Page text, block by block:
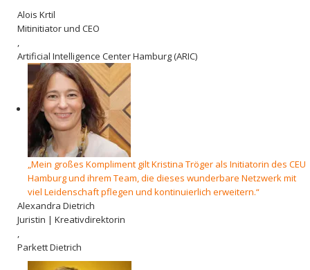
Alois Krtil
Mitinitiator und CEO
,
Artificial Intelligence Center Hamburg (ARIC)
„Mein großes Kompliment gilt Kristina Tröger als Initiatorin des CEU
Hamburg und ihrem Team, die dieses wunderbare Netzwerk mit
viel Leidenschaft pflegen und kontinuierlich erweitern.“
Alexandra Dietrich
Juristin | Kreativdirektorin
,
Parkett Dietrich